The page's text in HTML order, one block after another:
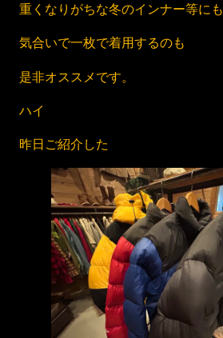
重くなりがちな冬のインナー等にも
気合いで一枚で着用するのも
是非オススメです。
ハイ
昨日ご紹介した